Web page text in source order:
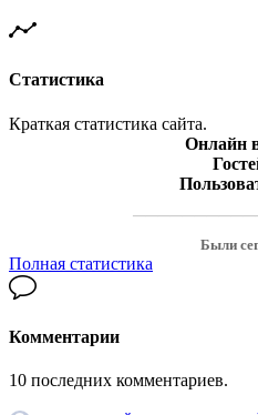
Статистика
Краткая статистика сайта.
Онлайн
Были
Полная статистика
Комментарии
10 последних комментариев.